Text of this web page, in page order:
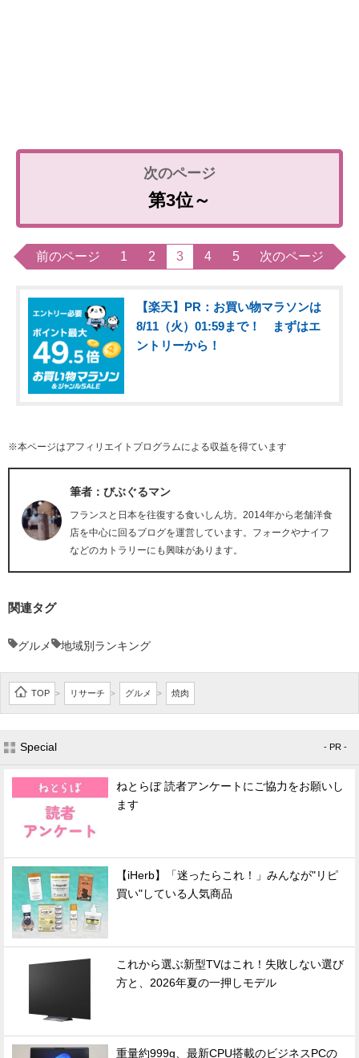
第3位～
前のページ 1 2 3 4 5 次のページ
【楽天】PR：お買い物マラソンは
8/11（火）01:59まで！ まずはエ
ントリーから！
※本ページはアフィリエイトプログラムによる収益を得ています
筆者：びぶぐるマン
フランスと日本を往復する食いしん坊。2014年から老舗洋食
店を中心に回るブログを運営しています。フォークやナイフ
などのカトラリーにも興味があります。
関連タグ
グルメ 地域別ランキング
TOP > リサーチ > グルメ > 焼肉
Special - PR -
ねとらぼ 読者アンケートにご協力をお願いし
ます
【iHerb】「迷ったらこれ！」みんなが"リピ
買い"している人気商品
これから選ぶ新型TVはこれ！失敗しない選び
方と、2026年夏の一押しモデル
重量約999g、最新CPU搭載のビジネスPCの